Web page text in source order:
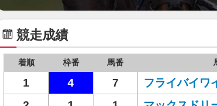
競走成績
着順 枠番 馬番
1 4 7 フライバイワ